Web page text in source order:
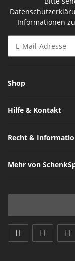
Informationen
Shop
Hilfe & Kontakt
Recht &
Mehr von